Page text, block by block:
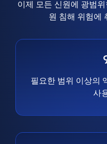
이제 모든 신원에 광범
원 침해 위험에
필요한 범위 이상의
사